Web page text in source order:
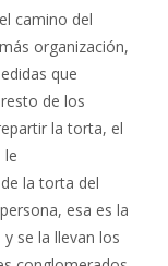
camino del
organización,
que
de los
la torta, el
le
la torta del
esa es la
se la llevan los